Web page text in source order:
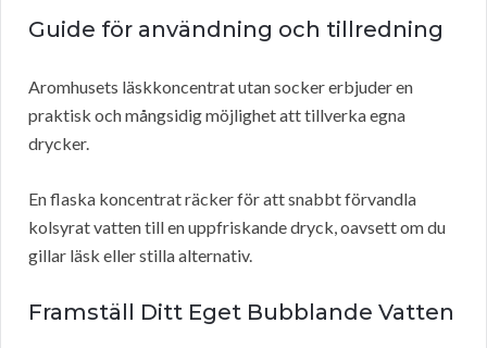
Guide för användning och tillredning
Aromhusets läskkoncentrat utan socker erbjuder en
praktisk och mångsidig möjlighet att tillverka egna
drycker.
En flaska koncentrat räcker för att snabbt förvandla
kolsyrat vatten till en uppfriskande dryck, oavsett om du
gillar läsk eller stilla alternativ.
Framställ Ditt Eget Bubblande Vatten